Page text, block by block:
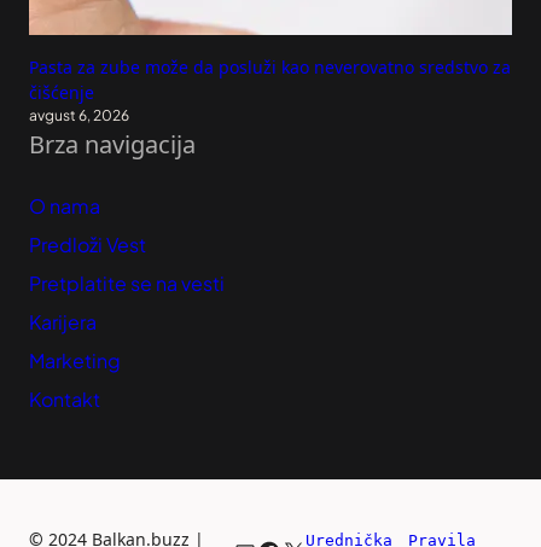
Pasta za zube može da posluži kao neverovatno sredstvo za
čišćenje
avgust 6, 2026
Brza navigacija
O nama
Predloži Vest
Pretplatite se na vesti
Karijera
Marketing
Kontakt
© 2024 Balkan.buzz | Urednička Pravila